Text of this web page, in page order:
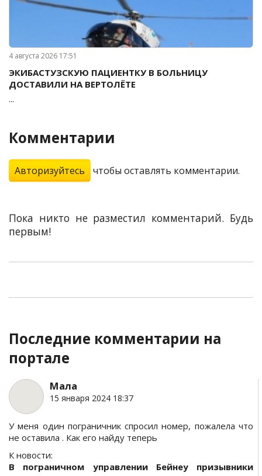
4 августа 2026 17:51
ЭКИБАСТУЗСКУЮ ПАЦИЕНТКУ В БОЛЬНИЦУ
ДОСТАВИЛИ НА ВЕРТОЛЁТЕ
...
Комментарии
Авторизуйтесь чтобы оставлять комментарии.
Пока никто не разместил комментарий. Будь
первым!
Последние комментарии на
портале
Мала
15 января 2024 18:37
У меня один пограничник спросил номер, пожалела что
не оставила . Как его найду теперь
К новости:
В пограничном управлении Бейнеу призывники